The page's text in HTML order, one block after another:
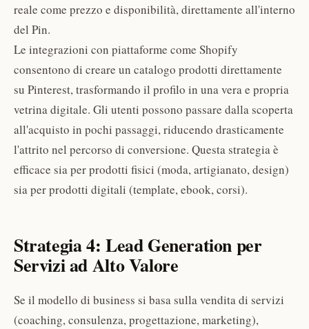
reale come prezzo e disponibilità, direttamente all'interno
del Pin.
Le integrazioni con piattaforme come Shopify
consentono di creare un catalogo prodotti direttamente
su Pinterest, trasformando il profilo in una vera e propria
vetrina digitale. Gli utenti possono passare dalla scoperta
all'acquisto in pochi passaggi, riducendo drasticamente
l'attrito nel percorso di conversione. Questa strategia è
efficace sia per prodotti fisici (moda, artigianato, design)
sia per prodotti digitali (template, ebook, corsi).
Strategia 4: Lead Generation per
Servizi ad Alto Valore
Se il modello di business si basa sulla vendita di servizi
(coaching, consulenza, progettazione, marketing),